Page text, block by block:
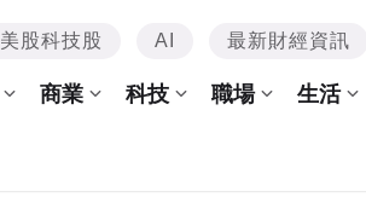
美股科技股 AI 最新財經資訊
商業 科技 職場 生活